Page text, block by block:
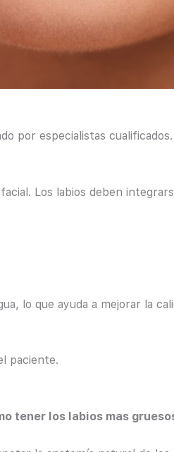
por especialistas cualificados.
Los labios deben
lo que ayuda a mejorar la
paciente.
tener los labios mas